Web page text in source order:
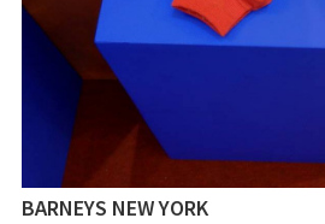
BARNEYS NEW YORK